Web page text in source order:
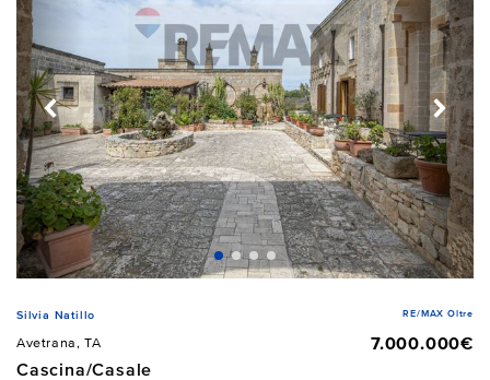
Silvia Natillo RE/MAX Oltre
Avetrana, TA
7.000.000€
Cascina/Casale